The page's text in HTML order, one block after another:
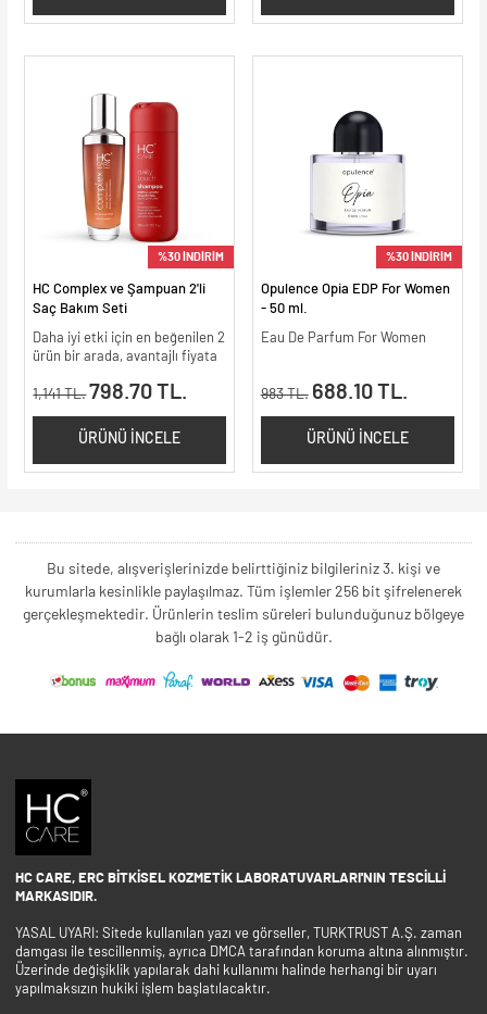
%30 İNDİRİM
HC Complex ve Şampuan 2'li
Saç Bakım Seti
Daha iyi etki için en beğenilen 2
ürün bir arada, avantajlı fiyata
1,141 TL. 798.70 TL.
ÜRÜNÜ İNCELE
%30 İNDİRİM
Opulence Opia EDP For Women
- 50 ml.
Eau De Parfum For Women
983 TL. 688.10 TL.
ÜRÜNÜ İNCELE
Bu sitede, alışverişlerinizde belirttiğiniz bilgileriniz 3. kişi ve
kurumlarla kesinlikle paylaşılmaz. Tüm işlemler 256 bit şifrelenerek
gerçekleşmektedir. Ürünlerin teslim süreleri bulunduğunuz bölgeye
bağlı olarak 1-2 iş günüdür.
HC CARE, ERC BITKISEL KOZMETIK LABORATUVARLARI'NIN TESCILLI
MARKASIDIR.
YASAL UYARI: Sitede kullanılan yazı ve görseller, TURKTRUST A.Ş. zaman
damgası ile tescillenmiş, ayrıca DMCA tarafından koruma altına alınmıştır.
Üzerinde değişiklik yapılarak dahi kullanımı halinde herhangi bir uyarı
yapılmaksızın hukiki işlem başlatılacaktır.